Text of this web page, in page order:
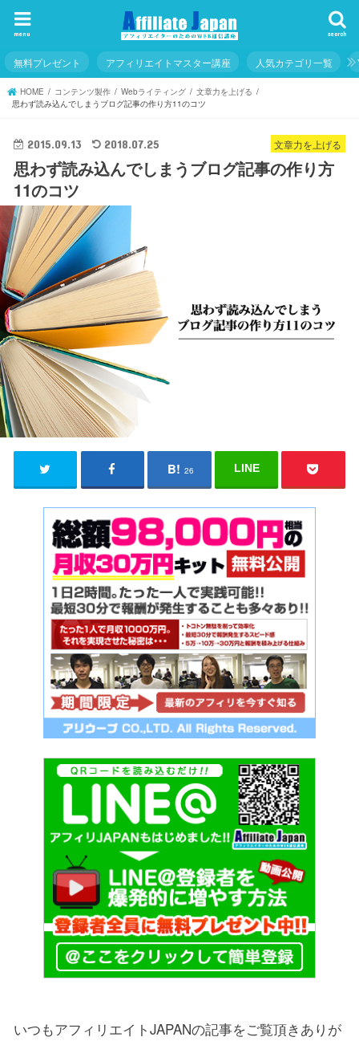
search
menu
無料プレゼント アフィリエイトマスター講座 人気カテゴリ一覧
HOME コンテンツ製作 Webライティング
文章力を上げる
思わず読み込んでしまうブログ記事の作り方11のコツ
文章力を上げる
2015.09.13 2018.07.25
思わず読み込んでしまうブログ記事の作り方
11のコツ
26 LINE
いつもアフィリエイトJAPANの記事をご覧頂きありが